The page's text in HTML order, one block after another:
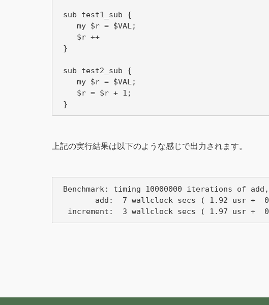
sub test1_sub {
    my $r = $VAL;
    $r ++
}
sub test2_sub {
    my $r = $VAL;
    $r = $r + 1;
上記の実行結果は以下のような感じで出力されます。
Benchmark: timing 10000000 iterations of
add:  7 wallclock secs ( 1.92 usr +